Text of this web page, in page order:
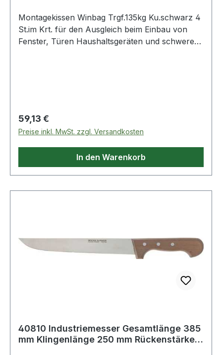
Montagekissen Winbag Trgf.135kg Ku.schwarz 4
St.im Krt. für den Ausgleich beim Einbau von
Fenster, Türen Haushaltsgeräten und schweren
Regulärer Preis:
59,13 €
Preise inkl. MwSt. zzgl. Versandkosten
In den Warenkorb
40810 Industriemesser Gesamtlänge 385
mm Klingenlänge 250 mm Rückenstärke